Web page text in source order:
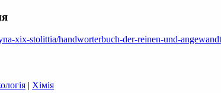
xix-stolittia/handworterbuch-der-reinen-und-
| Хімія